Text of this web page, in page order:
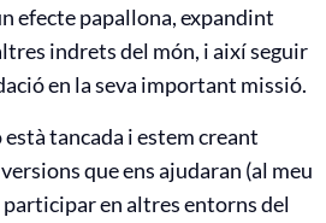
efecte papallona, expandint
indrets del món, i així seguir
en la seva important missió.
tancada i estem creant
que ens ajudaran (al meu
participar en altres entorns del